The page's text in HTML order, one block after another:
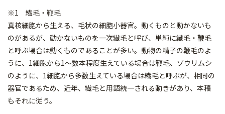
※1 繊毛・鞭毛
真核細胞から生える、毛状の細胞小器官。動くものと動かないも
のがあるが、動かないものを一次繊毛と呼び、単純に繊毛・鞭毛
と呼ぶ場合は動くものであることが多い。動物の精子の鞭毛のよ
うに、1細胞から1〜数本程度生えている場合は鞭毛、ゾウリムシ
のように、1細胞から多数生えている場合は繊毛と呼ぶが、相同の
器官であるため、近年、繊毛と用語統一される動きがあり、本稿
もそれに従う。